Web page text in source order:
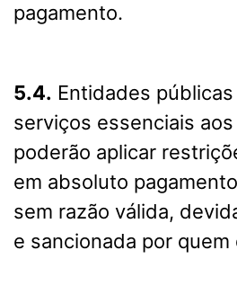
pagamento.
5.4. Entidades
serviços essenciais
poderão aplicar
em absoluto
sem razão válida,
e sancionada por